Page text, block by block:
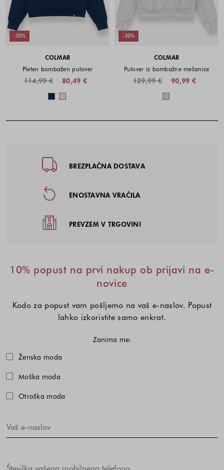
-30%
COLMAR
Pleten bombažen pulover
80,49 €
114,99 €
Barve na voljo
-30%
COLMAR
Pulover iz bombažne mešanice
90,99 €
129,99 €
Barve na voljo
Noga strani - hitre povezave,
BREZPLAČNA DOSTAVA
ENOSTAVNA VRAČILA
PREVZEM V TRGOVINI
10% popust na prvi nakup ob prijavi na e-
novice
Kodo za popust vam pošljemo na vaš e-naslov. Popust
lahko izkoristite samo enkrat.
Zanima me:
Ženska moda
Moška moda
Otroška moda